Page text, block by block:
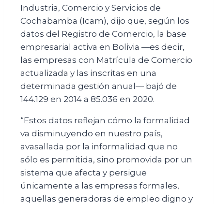
Industria, Comercio y Servicios de
Cochabamba (Icam), dijo que, según los
datos del Registro de Comercio, la base
empresarial activa en Bolivia —es decir,
las empresas con Matrícula de Comercio
actualizada y las inscritas en una
determinada gestión anual— bajó de
144.129 en 2014 a 85.036 en 2020.
“Estos datos reflejan cómo la formalidad
va disminuyendo en nuestro país,
avasallada por la informalidad que no
sólo es permitida, sino promovida por un
sistema que afecta y persigue
únicamente a las empresas formales,
aquellas generadoras de empleo digno y